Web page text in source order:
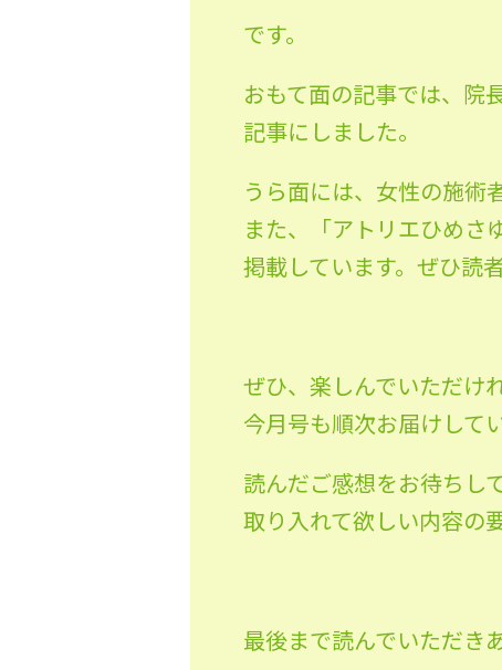
です。
おもて面の記事では、院
記事にしました。
うら面には、女性の施術
また、「アトリエひめ
掲載しています。ぜひ読
ぜひ、楽しんでいただけ
今月号も順次お届けして
読んだご感想をお待ちし
取り入れて欲しい内容の
最後まで読んでいただき